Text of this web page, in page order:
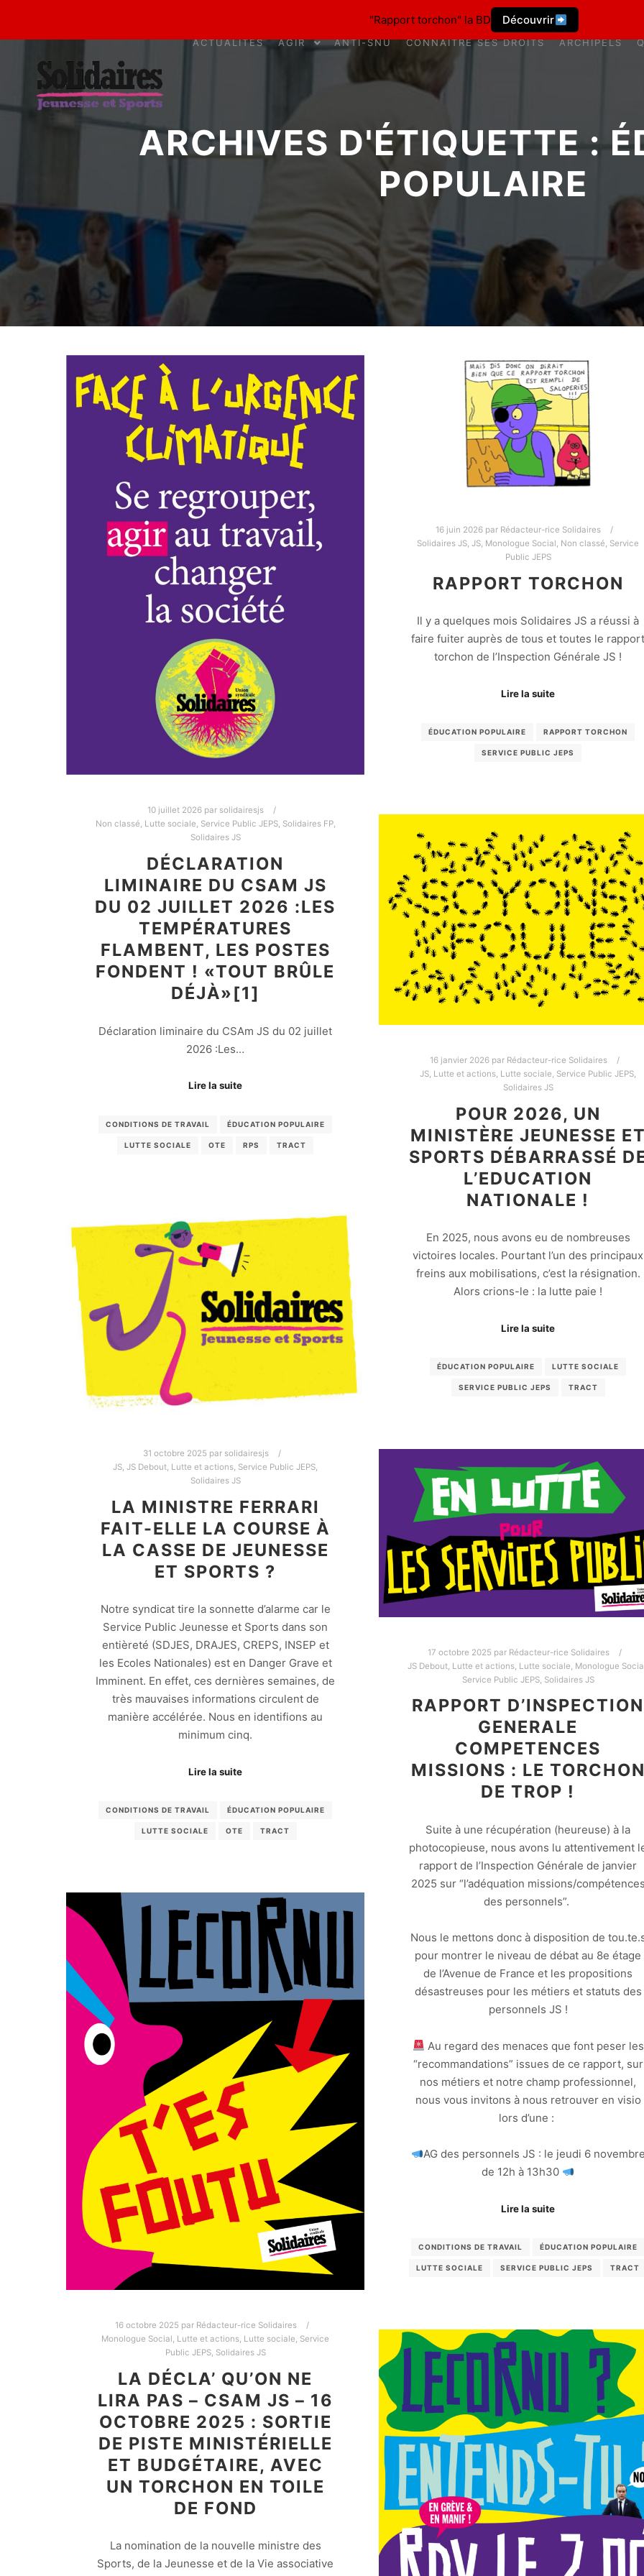
ACTUALITÉS AGIR ANTI-SNU CONNAÎTRE SES DROITS ARCHIPELS
ARCHIVES D'ÉTIQUETTE :
POPULAIRE
10 juillet 2026 par solidairesjs
Non classé, Lutte sociale, Service Public JEPS, Solidaires FP,
Solidaires JS
DÉCLARATION
LIMINAIRE DU CSAM JS
DU 02 JUILLET 2026 :LES
TEMPÉRATURES
FLAMBENT, LES POSTES
FONDENT ! «TOUT BRÛLE
DÉJÀ»[1]
Déclaration liminaire du CSAm JS du 02 juillet
2026 :Les…
Lire la suite
CONDITIONS DE TRAVAIL ÉDUCATION POPULAIRE
LUTTE SOCIALE OTE RPS TRACT
16 juin 2026 par Rédacteur-rice Solidaires
Solidaires JS, JS, Monologue Social, Non classé, Service
Public JEPS
RAPPORT TORCHON
Il y a quelques mois Solidaires JS a réussi à
faire fuiter auprès de tous et toutes le rapport
torchon de l’Inspection Générale JS !
Lire la suite
ÉDUCATION POPULAIRE RAPPORT TORCHON
SERVICE PUBLIC JEPS
16 janvier 2026par Rédacteur-rice Solidaires
JS, Lutte et actions, Lutte sociale, Service Public JEPS,
Solidaires JS
POUR 2026, UN
MINISTÈRE JEUNESSE ET
SPORTS DÉBARRASSÉ
L’EDUCATION
NATIONALE !
En 2025, nous avons eu de nombreuses
victoires locales. Pourtant l’un des principaux
freins aux mobilisations, c’est la résignation.
Alors crions-le : la lutte paie !
Lire la suite
ÉDUCATION POPULAIRE LUTTE SOCIALE
SERVICE PUBLIC JEPS TRACT
31 octobre 2025 par solidairesjs
JS, JS Debout, Lutte et actions, Service Public JEPS,
Solidaires JS
LA MINISTRE FERRARI
FAIT-ELLE LA COURSE À
LA CASSE DE JEUNESSE
ET SPORTS ?
Notre syndicat tire la sonnette d’alarme car le
Service Public Jeunesse et Sports dans son
entièreté (SDJES, DRAJES, CREPS, INSEP et
les Ecoles Nationales) est en Danger Grave et
Imminent. En effet, ces dernières semaines, de
très mauvaises informations circulent de
manière accélérée. Nous en identifions au
minimum cinq.
Lire la suite
CONDITIONS DE TRAVAIL ÉDUCATION POPULAIRE
LUTTE SOCIALE OTE TRACT
17 octobre 2025 par Rédacteur-rice Solidaires
JS Debout Lutte et actions Lutte sociale Monologue
Service Public JEPS, Solidaires JS
RAPPORT D’INSPECTION
GENERALE
COMPETENCES
MISSIONS : LE TORCHON
DE TROP !
Suite à une récupération (heureuse) à la
photocopieuse, nous avons lu attentivement
rapport de l’Inspection Générale de janvier
2025 sur “l’adéquation missions/compétences
des personnels”.
Nous le mettons donc à disposition de
pour montrer le niveau de débat au 8e étage
de l’Avenue de France et les propositions
désastreuses pour les métiers et statuts des
personnels JS !
Au regard des menaces que font peser les
“recommandations” issues de ce rapport, sur
nos métiers et notre champ professionnel,
nous vous invitons à nous retrouver en visio
lors d’une :
AG des personnels JS : le jeudi 6 novembre
de 12h à 13h30
Lire la suite
CONDITIONS DE TRAVAIL ÉDUCATION POPULAIRE
LUTTE SOCIALE SERVICE PUBLIC JEPS TRACT
16 octobre 2025 par Rédacteur-rice Solidaires
Monologue Social, Lutte et actions, Lutte sociale, Service
Public JEPS, Solidaires JS
LA DÉCLA’ QU’ON NE
LIRA PAS – CSAM JS – 16
OCTOBRE 2025 : SORTIE
DE PISTE MINISTÉRIELLE
ET BUDGÉTAIRE, AVEC
UN TORCHON EN TOILE
DE FOND
La nomination de la nouvelle ministre des
Sports, de la Jeunesse et de la Vie associative
"Rapport torchon" la BD Découvrir